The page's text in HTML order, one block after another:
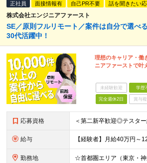
正社員 面接情報有 自己PR不要 話を聞きたい
株式会社エンジニアファースト
SE／原則フルリモート／案件は自分で選べ
30代活躍中！
理想のキャリア・働
ニアファーストで叶
未経験歓迎 学歴
完全週休2日 賞与複
応募資格
給与
勤務地